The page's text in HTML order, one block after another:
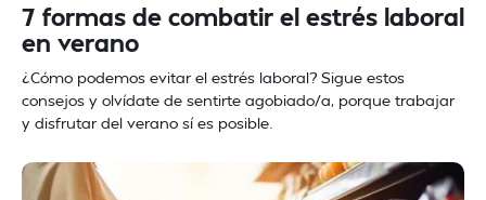
7 formas de combatir el estrés laboral
en verano
¿Cómo podemos evitar el estrés laboral? Sigue estos
consejos y olvídate de sentirte agobiado/a, porque trabajar
y disfrutar del verano sí es posible.